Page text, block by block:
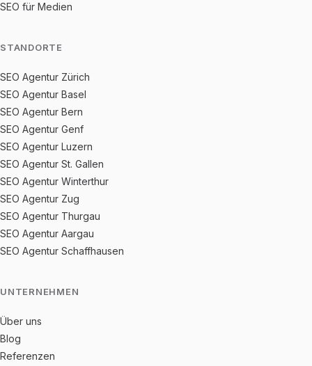
SEO für Medien
STANDORTE
SEO Agentur Zürich
SEO Agentur Basel
SEO Agentur Bern
SEO Agentur Genf
SEO Agentur Luzern
SEO Agentur St. Gallen
SEO Agentur Winterthur
SEO Agentur Zug
SEO Agentur Thurgau
SEO Agentur Aargau
SEO Agentur Schaffhausen
UNTERNEHMEN
Über uns
Blog
Referenzen